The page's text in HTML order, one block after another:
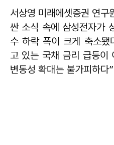
서상영 미래에셋증권 연구
싼 소식 속에 삼성전자가
수 하락 폭이 크게 축소됐
고 있는 국채 금리 급등이
변동성 확대는 불가피하다